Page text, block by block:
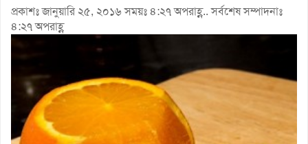
প্রকাশঃ জানুয়ারি ২৫, ২০১৬ সময়ঃ ৪:২৭ অপরাহ্ণ.. সর্বশেষ সম্পাদনাঃ
৪:২৭ অপরাহ্ণ